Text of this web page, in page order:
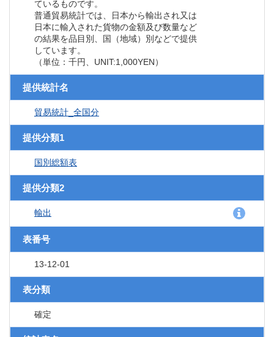
ているものです。
普通貿易統計では、日本から輸出され又は
日本に輸入された貨物の金額及び数量など
の結果を品目別、国（地域）別などで提供
しています。
（単位：千円、UNIT:1,000YEN）
提供統計名
貿易統計_全国分
提供分類1
国別総額表
提供分類2
輸出
表番号
13-12-01
表分類
確定